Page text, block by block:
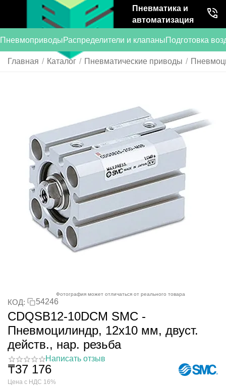
Пневматика и
автоматизация
ПневмоприводыРаспределители и клапаныПодготовка
Главная / Каталог / Пневматические приводы /
Фотография может отличаться от реального товара
КОД: 54246
CDQSB12-10DCM SMC -
Пневмоцилиндр, 12x10 мм, двуст.
действ., нар. резьба
Написать отзыв
₸37 176
Цена с НДС 16%